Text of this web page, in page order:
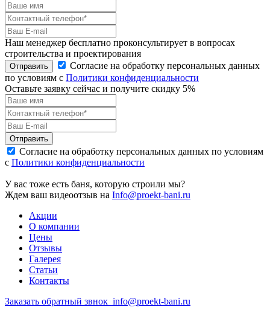
Наш менеджер бесплатно проконсультирует в вопросах
строительства и проектирования
Отправить
Согласие на обработку персональных данных
по условиям с Политики конфиденциальности
Оставьте заявку сейчас и получите скидку 5%
Отправить
Согласие на обработку персональных данных по условиям
с Политики конфиденциальности
У вас тоже есть баня, которую строили мы?
Ждем ваш видеоотзыв на Info@proekt-bani.ru
Акции
О компании
Цены
Отзывы
Галерея
Статьи
Контакты
Заказать обратный звнок info@proekt-bani.ru